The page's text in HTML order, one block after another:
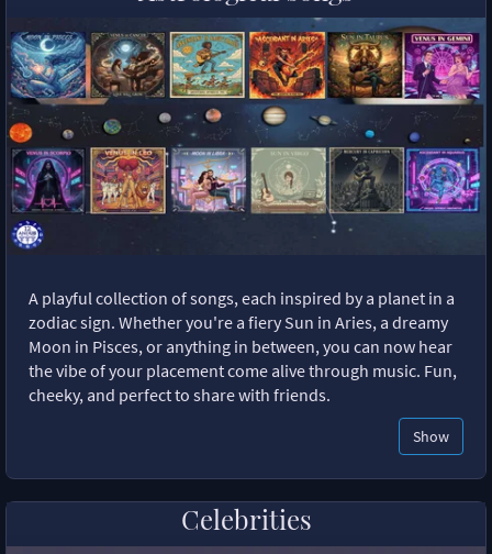
A playful collection of songs, each inspired by a planet in a
zodiac sign. Whether you're a fiery Sun in Aries, a dreamy
Moon in Pisces, or anything in between, you can now hear
the vibe of your placement come alive through music. Fun,
cheeky, and perfect to share with friends.
Show
Celebrities